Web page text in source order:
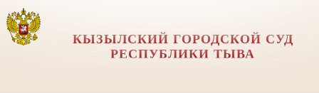
КЫЗЫЛСКИЙ ГОРОДСКОЙ СУД
РЕСПУБЛИКИ ТЫВА